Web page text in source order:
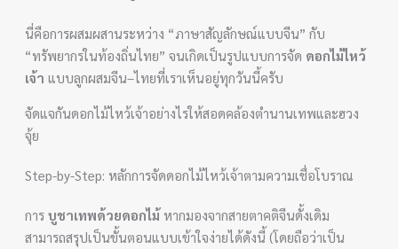
นี่คือการผสมผสานระหว่าง “ภาษาสัญลักษณ์แบบจีน” กับ
“ทรัพยากรในท้องถิ่นไทย” จนเกิดเป็นรูปแบบการจัด ดอกไม้ไหว้
เจ้า แบบลูกผสมจีน–ไทยที่เราเห็นอยู่ทุกวันนี้ครับ
จัดแจกันดอกไม้ไหว้เจ้าอย่างไรให้สอดคล้องตำนานเทพและฮวง
จุ้ย
Step-by-Step: หลักการจัดดอกไม้ไหว้เจ้าตามความเชื่อโบราณ
การบูชาเทพด้วยดอกไม้หากมองจากสายตาคติจีนดั้งเดิม
สามารถสรุปเป็นขั้นตอนแบบเข้าใจง่ายได้ดังนี้ (โดยถือว่าเป็น